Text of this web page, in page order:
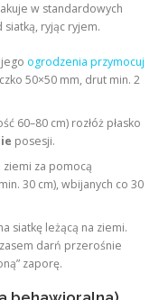
w standardowych
ryjąc ryjem.
ogrodzenia przymocuj
50×50 mm, drut min. 2
60–80 cm) rozłóż płasko
posesji.
za pomocą
30 cm), wbijanych co 30
siatkę leżącą na ziemi.
darń przerośnie
zaporę.